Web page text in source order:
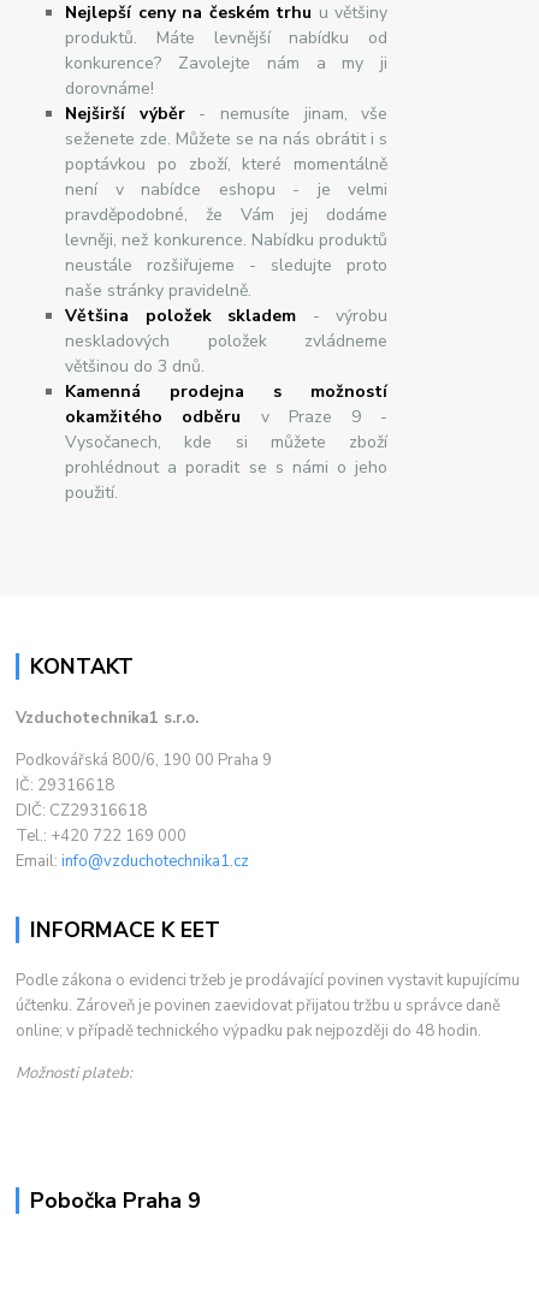
Nejlepší ceny na českém trhu u většiny
produktů. Máte levnější nabídku od
konkurence? Zavolejte nám a my ji
dorovnáme!
Nejširšívýběr- nemusíte jinam, vše
seženete zde. Můžete se na nás obrátit i s
poptávkou po zboží, které momentálně
není v nabídce eshopu - je velmi
pravděpodobné, že Vám jej dodáme
levněji, než konkurence. Nabídku produktů
neustále rozšiřujeme - sledujte proto
naše stránky pravidelně.
Většina položek skladem - výrobu
neskladových položek zvládneme
většinou do 3 dnů.
Kamenná prodejna s možností
okamžitého odběru v Praze 9 -
Vysočanech, kde si můžete zboží
prohlédnout a poradit se s námi o jeho
použití.
KONTAKT
Vzduchotechnika1 s.r.o.
Podkovářská 800/6, 190 00 Praha 9
IČ: 29316618
DIČ: CZ29316618
Tel.: +420 722 169 000
Email:info@vzduchotechnika1.cz
INFORMACE K EET
Podle zákona o evidenci tržeb je prodávající povinen vystavit kupujícímu
účtenku. Zároveň je povinen zaevidovat přijatou tržbu u správce daně
online; v případě technického výpadku pak nejpozději do 48 hodin.
Možnosti plateb:
Pobočka Praha 9